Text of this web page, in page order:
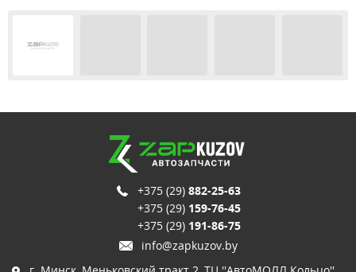
+375 (29) 882-25-63
+375 (29) 159-76-45
+375 (29) 191-86-75
info@zapkuzov.by